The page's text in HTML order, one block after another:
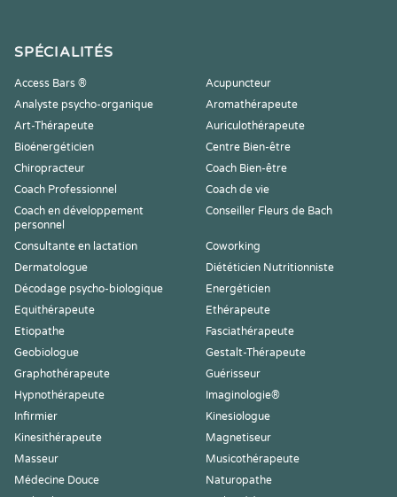
SPÉCIALITÉS
Access Bars ®
Acupuncteur
Analyste psycho-organique
Aromathérapeute
Art-Thérapeute
Auriculothérapeute
Bioénergéticien
Centre Bien-être
Chiropracteur
Coach Bien-être
Coach Professionnel
Coach de vie
Coach en développement
personnel
Conseiller Fleurs de Bach
Consultante en lactation
Coworking
Dermatologue
Diététicien Nutritionniste
Décodage psycho-biologique
Energéticien
Equithérapeute
Ethérapeute
Etiopathe
Fasciathérapeute
Geobiologue
Gestalt-Thérapeute
Graphothérapeute
Guérisseur
Hypnothérapeute
Imaginologie®
Infirmier
Kinesiologue
Kinesithérapeute
Magnetiseur
Masseur
Musicothérapeute
Médecine Douce
Naturopathe